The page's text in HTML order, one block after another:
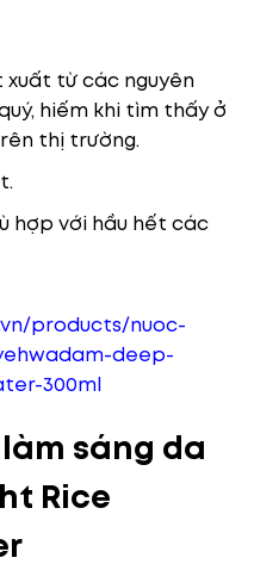
từ các nguyên
hiếm khi tìm thấy ở
thị trường.
hợp với hầu hết các
products/nuoc-
deep-
300ml
sáng da
Rice